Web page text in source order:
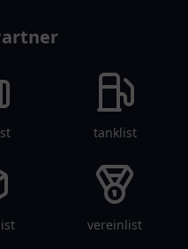
tanklist
vereinlist